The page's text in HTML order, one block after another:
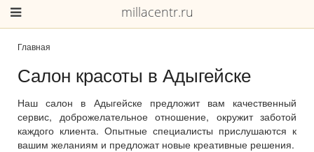
millacentr.ru
Главная
Салон красоты в Адыгейске
Наш салон в Адыгейске предложит вам качественный
сервис, доброжелательное отношение, окружит заботой
каждого клиента. Опытные специалисты прислушаются к
вашим желаниям и предложат новые креативные решения.